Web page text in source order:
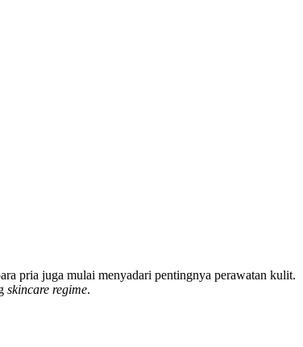
pria juga mulai menyadari pentingnya perawatan kulit.
skincare regime.